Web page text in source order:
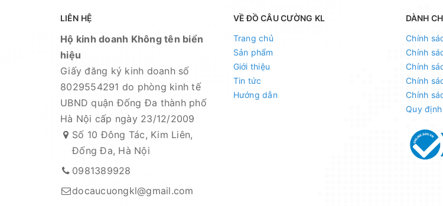
Mọi thắc mắc liên hệ SĐT : 098.138.9928 - 098.902.9066 - 090.565.6668 -
đáp.
CAM KẾT CỦA CỬA HÀNG CHÚNG TÔI
Đồ câu chính hãng, đúng thông tin mô tả và sản phẩm đặt mua của khách hàng
Ảnh sản phẩm là cửa hàng 100% tự tay chụp nên mọi thông tin và ảnh đều phù
Nếu sản phẩm bị lỗi hoặc xảy ra sự cố trong quá trình vận chuyển, sử dụng.
quý khách hàng và sẽ chịu trách nhiệm hoàn toàn để phục vụ khách hàng tốt nhất
LIÊN HỆ
Hộ kinh doanh Không tên biển
hiệu
Giấy đăng ký kinh doanh số
8029554291 do phòng kinh tế
UBND quận Đống Đa thành phố
Hà Nội cấp ngày 23/12/2009
Số 10 Đông Tác, Kim Liên,
Đống Đa, Hà Nội
0981389928
docaucuongkl@gmail.com
VỀ ĐỒ CÂU CƯỜNG KL
Trang chủ
Sản phẩm
Giới thiệu
Tin tức
Hướng dẫn
DÀNH
Chính
Chính
Chính
Chính
Chính
Quy